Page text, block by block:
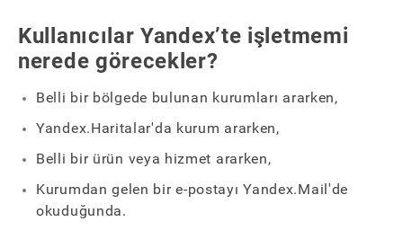
Kullanıcılar Yandex’te işletmemi
nerede görecekler?
Belli bir bölgede bulunan kurumları ararken,
Yandex.Haritalar'da kurum ararken,
Belli bir ürün veya hizmet ararken,
Kurumdan gelen bir e-postayı Yandex.Mail'de
okuduğunda.